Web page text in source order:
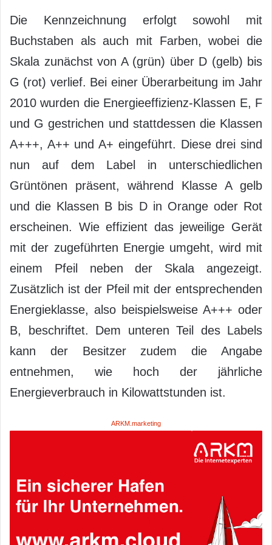
Die Kennzeichnung erfolgt sowohl mit
Buchstaben als auch mit Farben, wobei die
Skala zunächst von A (grün) über D (gelb) bis
G (rot) verlief. Bei einer Überarbeitung im Jahr
2010 wurden die Energieeffizienz-Klassen E, F
und G gestrichen und stattdessen die Klassen
A+++, A++ und A+ eingeführt. Diese drei sind
nun auf dem Label in unterschiedlichen
Grüntönen präsent, während Klasse A gelb
und die Klassen B bis D in Orange oder Rot
erscheinen. Wie effizient das jeweilige Gerät
mit der zugeführten Energie umgeht, wird mit
einem Pfeil neben der Skala angezeigt.
Zusätzlich ist der Pfeil mit der entsprechenden
Energieklasse, also beispielsweise A+++ oder
B, beschriftet. Dem unteren Teil des Labels
kann der Besitzer zudem die Angabe
entnehmen, wie hoch der jährliche
Energieverbrauch in Kilowattstunden ist.
ARKM.marketing